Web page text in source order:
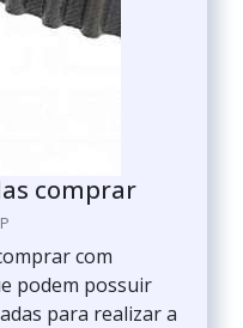
comprar
com
podem possuir
para realizar a